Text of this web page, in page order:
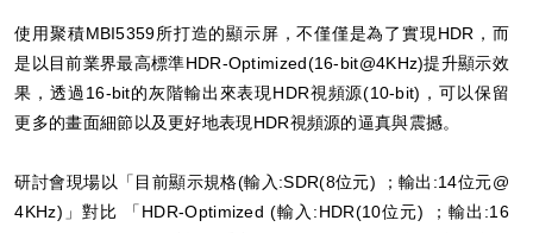
使用聚積MBI5359所打造的顯示屏，不僅僅是為了實現HDR，而
是以目前業界最高標準HDR-Optimized(16-bit@4KHz)提升顯示效
果，透過16-bit的灰階輸出來表現HDR視頻源(10-bit)，可以保留
更多的畫面細節以及更好地表現HDR視頻源的逼真與震撼。
研討會現場以「目前顯示規格(輸入:SDR(8位元) ；輸出:14位元@
4KHz)」對比 「HDR-Optimized (輸入:HDR(10位元) ；輸出:16